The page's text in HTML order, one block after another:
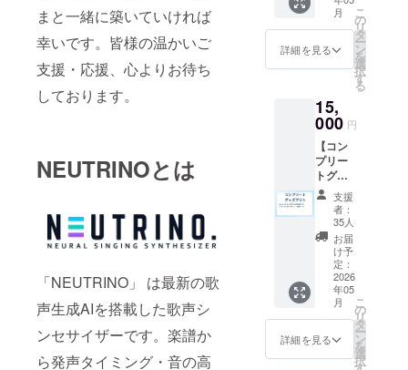
まと一緒に築いていければ
幸いです。皆様の温かいご
支援・応援、心よりお待ち
しております。
NEUTRINOとは
「NEUTRINO」 は最新の歌
声生成AIを搭載した歌声シ
ンセサイザーです。楽譜か
ら発声タイミング・音の高
よそ4~6か月
程度かかる
ことが多い
です。
依頼は法人
様および有
償での受付
となりま
す。ご了承
くださいま
NEUTRINO
– AI Singing
Voice
Generator
源 ・メ
インビ
ジュア
ル高画
ト掲載
新ライ
ブラリ
の
Readm
eに、支
援者様
のお名
（ニッ
クネー
ム）を
掲載し
ます。
支援
時、必
ず備考
カー
セット
（4枚
セッ
ト） ・
「あち
こち
デート
さん」
ステッ
カー（2
枚セッ
ト） ・
缶バッ
ジセッ
ト（4個
セッ
ト） ※
クレ
ジット
掲載 新
ライブ
月
詳細を見る
こ
の
リ
タ
ー
ン
を
選
択
す
る
15,
000 円
【コン
プリー
トグッ
ズプラ
ン】 ・
カジュ
アル
グッズ
プラン
の内容
すべて
・アク
リルス
タンド
セット
（4個
支援
者：
35人
お届
け予
定：
2026
年05
月
詳細を見る
こ
の
リ
タ
ー
ン
を
選
択